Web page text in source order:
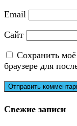
Email
Сайт
Сохранить
браузере для
Свежие записи